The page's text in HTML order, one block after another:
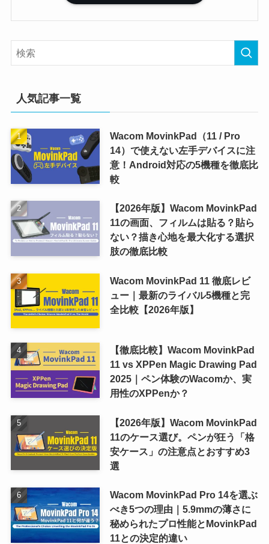
人気記事一覧
Wacom MovinkPad（11 / Pro
14）で使えない左手デバイスに注
意！Android対応の5機種を徹底比
較
【2026年版】Wacom MovinkPad
11の画面、フィルムは貼る？貼ら
ない？描き心地を最大化する選択
肢の徹底比較
Wacom MovinkPad 11 徹底レビ
ュー｜最新のライバル5機種と完
全比較【2026年版】
【徹底比較】Wacom MovinkPad
11 vs XPPen Magic Drawing Pad
2025｜ペン体験のWacomか、実
用性のXPPenか？
【2026年版】Wacom MovinkPad
11のケース選び。ペンが狂う「格
安ケース」の注意点とおすすめ3
選
Wacom MovinkPad Pro 14を選ぶ
べき5つの理由｜5.9mmの薄さに
秘められたプロ性能とMovinkPad
11との決定的違い